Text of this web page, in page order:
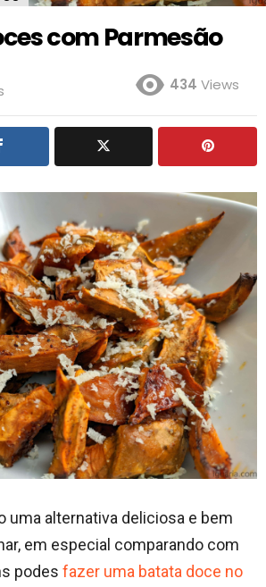
com Parmesão
434 Views
uma alternativa deliciosa e bem
em especial comparando com
podes fazer uma batata doce no